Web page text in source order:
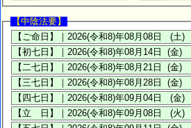
【中陰法要】